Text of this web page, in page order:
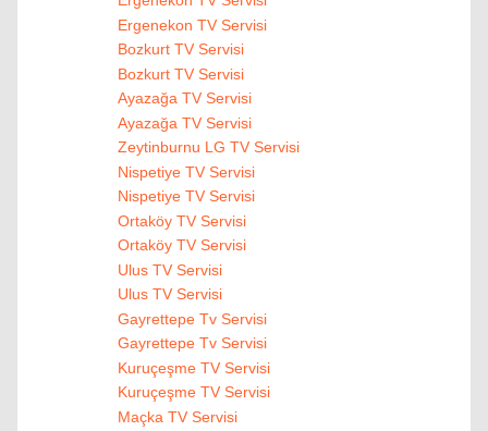
Ergenekon TV Servisi
Bozkurt TV Servisi
Bozkurt TV Servisi
Ayazağa TV Servisi
Ayazağa TV Servisi
Zeytinburnu LG TV Servisi
Nispetiye TV Servisi
Nispetiye TV Servisi
Ortaköy TV Servisi
Ortaköy TV Servisi
Ulus TV Servisi
Ulus TV Servisi
Gayrettepe Tv Servisi
Gayrettepe Tv Servisi
Kuruçeşme TV Servisi
Kuruçeşme TV Servisi
Maçka TV Servisi